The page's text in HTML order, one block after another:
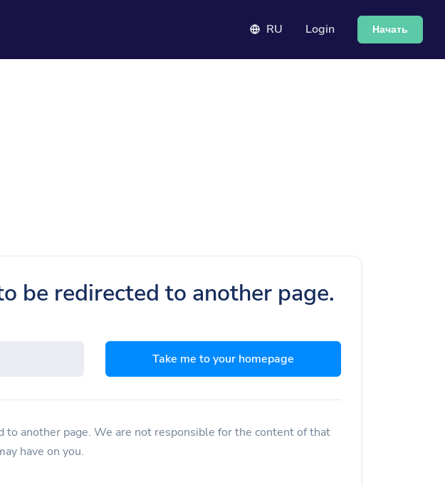
RU Login Начать
be redirected to another page.
Take me to your homepage
to another page. We are not responsible for the content of that
have on you.